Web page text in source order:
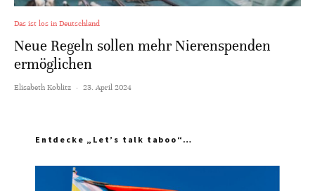
Das ist los in Deutschland
Neue Regeln sollen mehr Nierenspenden
ermöglichen
Elisabeth Koblitz · 23. April 2024
Entdecke „Let’s talk taboo“…